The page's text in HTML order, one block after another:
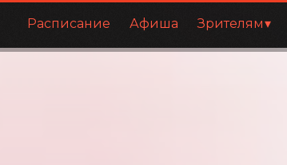
Расписание Афиша Зрителям